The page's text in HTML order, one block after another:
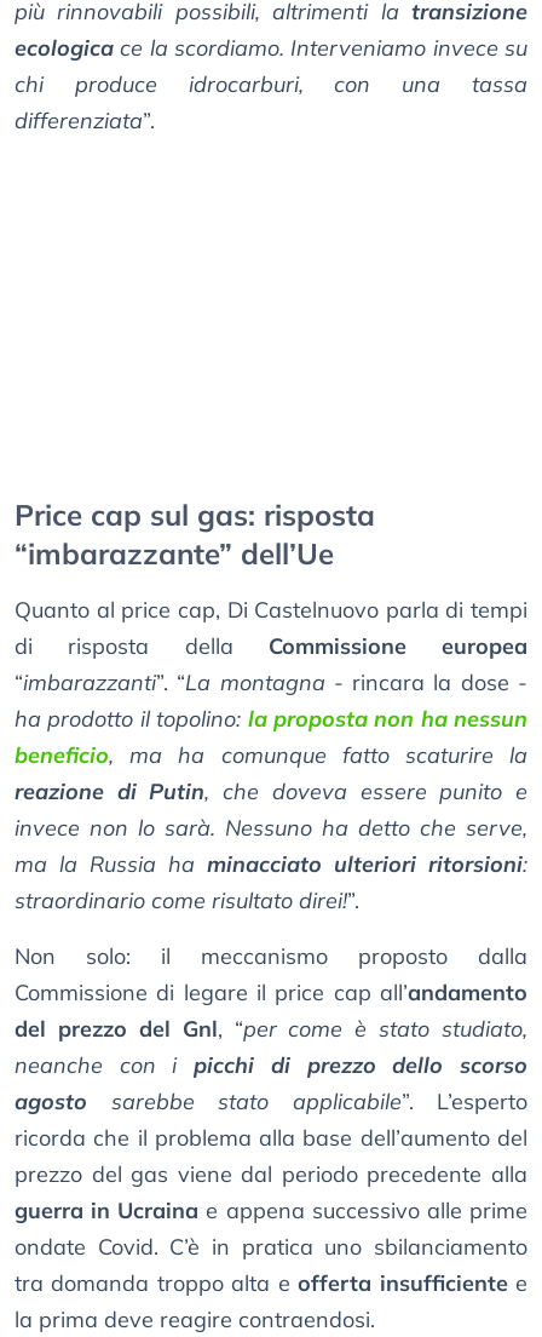
più rinnovabili possibili, altrimenti la transizione
ecologica ce la scordiamo. Interveniamo invece su
chi produce idrocarburi, con una tassa
differenziata”.
Price cap sul gas: risposta
“imbarazzante” dell’Ue
Quanto al price cap, Di Castelnuovo parla di tempi
di risposta della Commissione europea
“imbarazzanti”. “La montagna - rincara la dose -
ha prodotto il topolino: la proposta non ha nessun
beneficio, ma ha comunque fatto scaturire la
reazione di Putin, che doveva essere punito e
invece non lo sarà. Nessuno ha detto che serve,
ma la Russia ha minacciato ulteriori ritorsioni:
straordinario come risultato direi!”.
Non solo: il meccanismo proposto dalla
Commissione di legare il price cap all’andamento
del prezzo del Gnl, “per come è stato studiato,
neanche con ipicchi di prezzo dello scorso
agosto sarebbe stato applicabile”. L’esperto
ricorda che il problema alla base dell’aumento del
prezzo del gas viene dal periodo precedente alla
guerra in Ucraina e appena successivo alle prime
ondate Covid. C’è in pratica uno sbilanciamento
tra domanda troppo alta eofferta insufficientee
la prima deve reagire contraendosi.